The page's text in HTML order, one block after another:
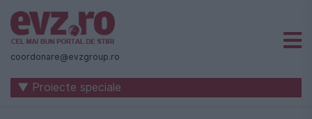
Știri
naționale
internaționale
coordonare@evzgroup.ro
▼ Proiecte speciale